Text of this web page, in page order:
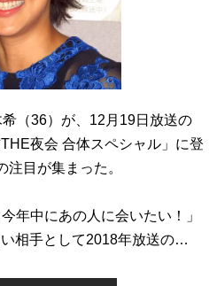
（36）が、12月19日放送の
夜会 合体スペシャル」に登
目が集まった。
年中にあの人に会いたい！」
相手として2018年放送の…